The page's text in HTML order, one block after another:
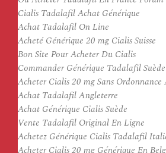
Cialis Tadalafil Achat Générique
Achat Tadalafil On Line
Acheté Générique 20 mg Cialis Suisse
Bon Site Pour Acheter Du Cialis
Commander Générique Tadalafil Suède
Acheter Cialis 20 mg Sans Ordonnance
Achat Tadalafil Angleterre
Achat Générique Cialis Suède
Vente Tadalafil Original En Ligne
Achetez Générique Cialis Tadalafil